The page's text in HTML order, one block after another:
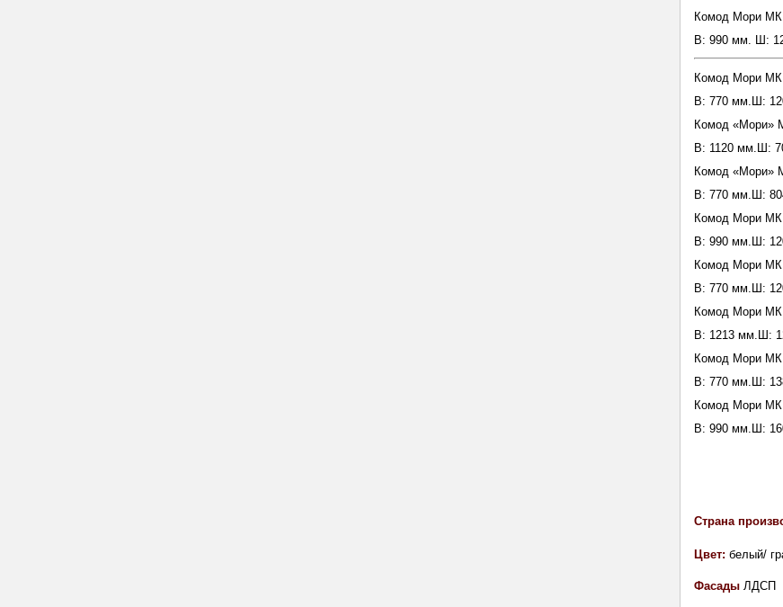
Комод Мори МК
В: 990 мм. Ш:
Комод Мори МК
В: 770 мм.Ш:
Комод «Мори»
В: 1120 мм.Ш:
Комод «Мори»
В: 770 мм.Ш:
Комод Мори МК
В: 990 мм.Ш:
Комод Мори МК
В: 770 мм.Ш:
Комод Мори МК
В: 1213 мм.Ш:
Комод Мори МК
В: 770 мм.Ш:
Комод Мори МК
В: 990 мм.Ш:
Страна
Цвет: белый/
Фасады ЛДСП